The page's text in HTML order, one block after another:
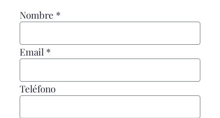
Nombre *
Email *
Teléfono